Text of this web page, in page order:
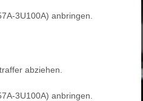
3U100A) anbringen.
abziehen.
3U100A) anbringen.